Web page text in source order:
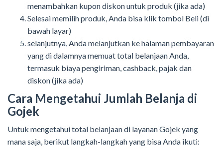
menambahkan kupon diskon untuk produk (jika ada)
Selesai memilih produk, Anda bisa klik tombol Beli (di
bawah layar)
selanjutnya, Anda melanjutkan ke halaman pembayaran
yang di dalamnya memuat total belanjaan Anda,
termasuk biaya pengiriman, cashback, pajak dan
diskon (jika ada)
Cara Mengetahui Jumlah Belanja di
Gojek
Untuk mengetahui total belanjaan di layanan Gojek yang
mana saja, berikut langkah-langkah yang bisa Anda ikuti: